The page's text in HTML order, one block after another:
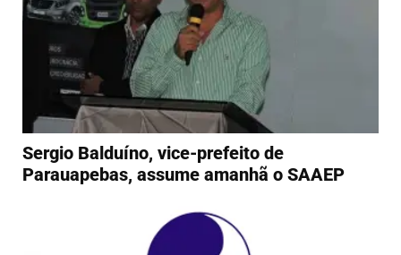
Sergio Balduíno, vice-prefeito de
Parauapebas, assume amanhã o SAAEP